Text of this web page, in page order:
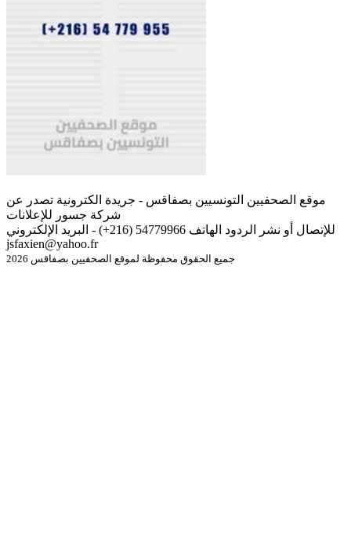
موقع الصحفيين التونسيين بصفاقس - جريدة الكترونية تصدر عن
شركة جسور للإعلانات
للإتصال أو نشر الردود الهاتف 54779966 (216+) - البريد الإلكتروني
jsfaxien@yahoo.fr
جميع الحقوق محفوظة لموقع الصحفيين بصفاقس 2026